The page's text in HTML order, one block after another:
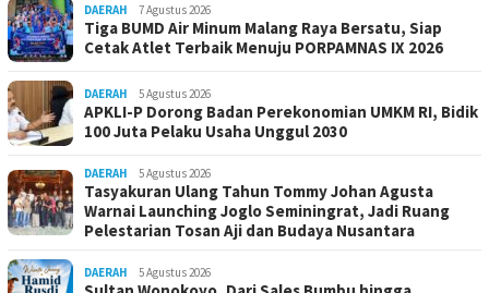
DAERAH 7 Agustus 2026
Tiga BUMD Air Minum Malang Raya Bersatu, Siap
Cetak Atlet Terbaik Menuju PORPAMNAS IX 2026
DAERAH 5 Agustus 2026
APKLI-P Dorong Badan Perekonomian UMKM RI, Bidik
100 Juta Pelaku Usaha Unggul 2030
DAERAH 5 Agustus 2026
Tasyakuran Ulang Tahun Tommy Johan Agusta
Warnai Launching Joglo Seminingrat, Jadi Ruang
Pelestarian Tosan Aji dan Budaya Nusantara
DAERAH 5 Agustus 2026